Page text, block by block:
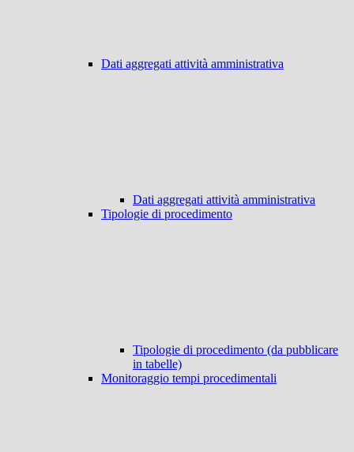
Dati aggregati attività amministrativa
Dati aggregati attività amministrativa
Tipologie di procedimento
Tipologie di procedimento (da pubblicare
in tabelle)
Monitoraggio tempi procedimentali